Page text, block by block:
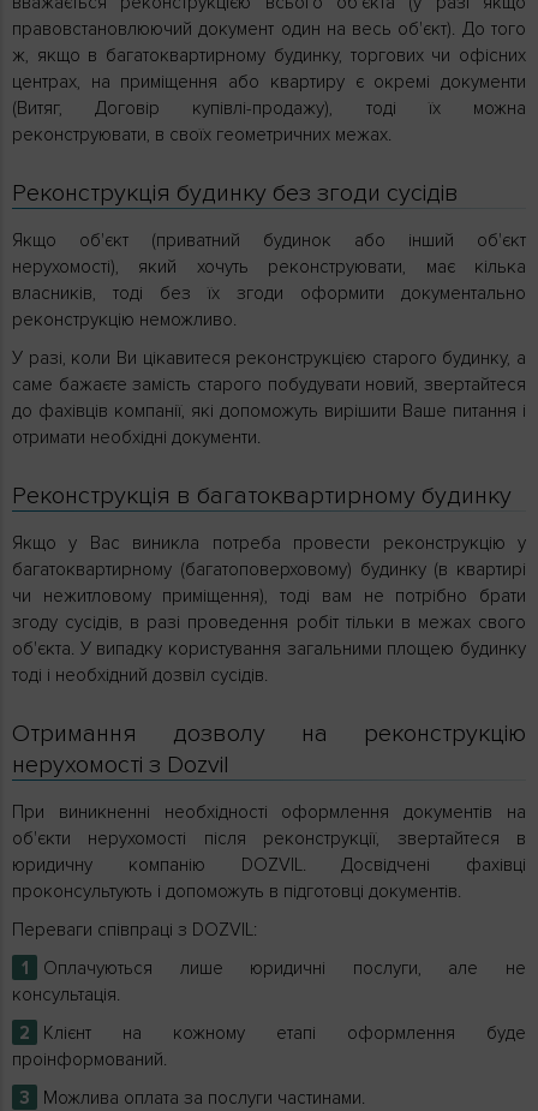
правовстановлюючий документ один на весь об'єкт). До того
ж, якщо в багатоквартирному будинку, торгових чи офісних
центрах, на приміщення або квартиру є окремі документи
(Витяг, Договір купівлі-продажу), тоді їх можна
реконструювати, в своїх геометричних межах.
Реконструкція будинку без згоди сусідів
Якщо об'єкт (приватний будинок або інший об'єкт
нерухомості), який хочуть реконструювати, має кілька
власників, тоді без їх згоди оформити документально
реконструкцію неможливо.
У разі, коли Ви цікавитеся реконструкцією старого будинку, а
саме бажаєте замість старого побудувати новий, звертайтеся
до фахівців компанії, які допоможуть вирішити Ваше питання і
отримати необхідні документи.
Реконструкція в багатоквартирному будинку
Якщо у Вас виникла потреба провести реконструкцію у
багатоквартирному (багатоповерховому) будинку (в квартирі
чи нежитловому приміщення), тоді вам не потрібно брати
згоду сусідів, в разі проведення робіт тільки в межах свого
об'єкта. У випадку користування загальними площею будинку
тоді і необхідний дозвіл сусідів.
Отримання дозволу на реконструкцію
нерухомості з Dozvil
При виникненні необхідності оформлення документів на
об'єкти нерухомості після реконструкції, звертайтеся в
юридичну компанію DOZVIL. Досвідчені фахівці
проконсультують і допоможуть в підготовці документів.
Переваги співпраці з DOZVIL:
Оплачуються лише юридичні послуги, але не
консультація.
Клієнт на кожному етапі оформлення буде
проінформований.
Можлива оплата за послуги частинами.